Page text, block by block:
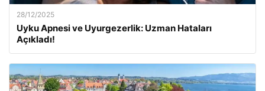
28/12/2025
Uyku Apnesi ve Uyurgezerlik: Uzman Hataları
Açıkladı!